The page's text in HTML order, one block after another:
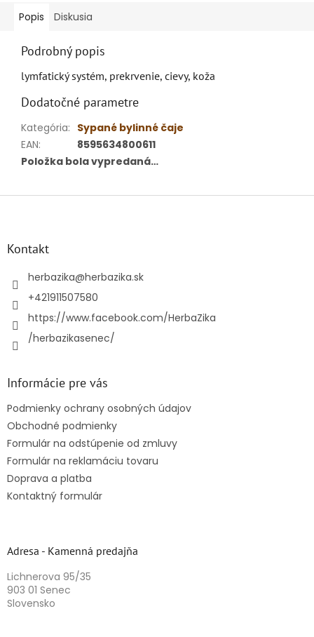
Popis Diskusia
Podrobný popis
lymfatický systém, prekrvenie, cievy, koža
Dodatočné parametre
Kategória: Sypané bylinné čaje
EAN:
8595634800611
Položka bola vypredaná…
Kontakt
herbazika@herbazika.sk
+421911507580
https://www.facebook.com/HerbaZika
/herbazikasenec/
Informácie pre vás
Podmienky ochrany osobných údajov
Obchodné podmienky
Formulár na odstúpenie od zmluvy
Formulár na reklamáciu tovaru
Doprava a platba
Kontaktný formulár
Adresa - Kamenná predajňa
Lichnerova 95/35
903 01 Senec
Slovensko